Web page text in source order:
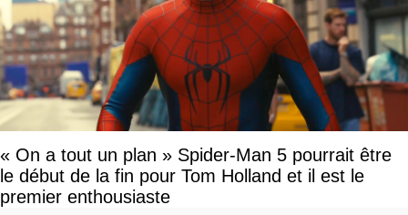
« On a tout un plan » Spider-Man 5 pourrait être
le début de la fin pour Tom Holland et il est le
premier enthousiaste